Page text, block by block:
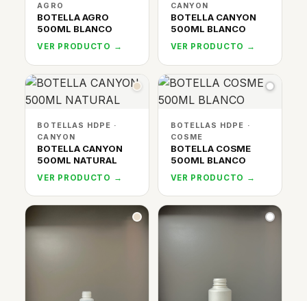
AGRO
BOTELLA AGRO
500ML BLANCO
VER PRODUCTO →
CANYON
BOTELLA CANYON
500ML BLANCO
VER PRODUCTO →
BOTELLAS HDPE ·
CANYON
BOTELLA CANYON
500ML NATURAL
VER PRODUCTO →
BOTELLAS HDPE ·
COSME
BOTELLA COSME
500ML BLANCO
VER PRODUCTO →